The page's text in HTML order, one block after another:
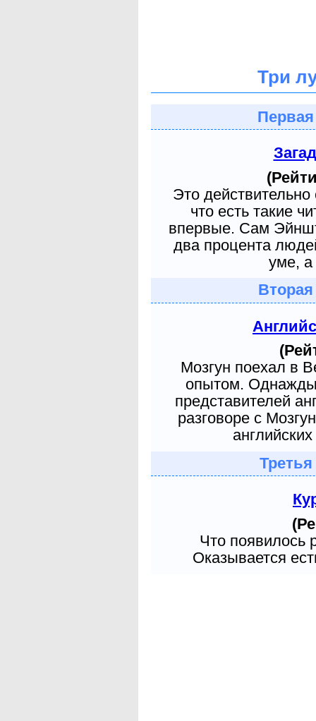
Три
Это
что есть такие
впервые. Сам
два процента
уме, а
Мозгун поехал в
опытом. Однажды
представителей
разговоре с
Что появилось
Оказывается